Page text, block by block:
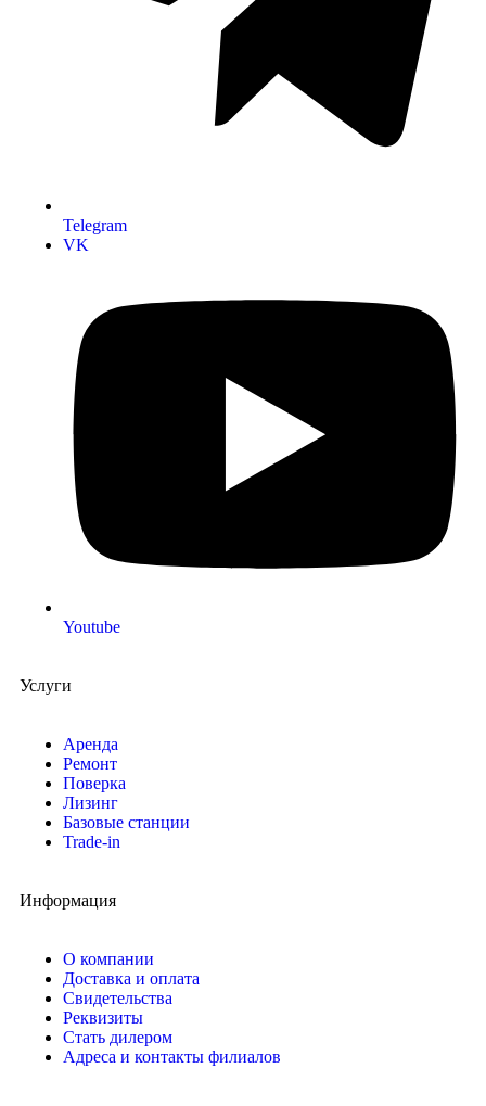
Telegram
VK
Youtube
Услуги
Аренда
Ремонт
Поверка
Лизинг
Базовые станции
Trade-in
Информация
О компании
Доставка и оплата
Свидетельства
Реквизиты
Стать дилером
Адреса и контакты филиалов